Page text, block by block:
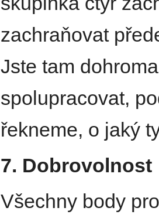
zachraňovat
Jste tam
spolupracovat,
řekneme, o jaký
7. Dobrovolnost
Všechny body